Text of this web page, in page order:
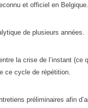
et officiel en
de plusieurs années.
la crise de l’instant (ce
ce cycle de répétition.
préliminaires afin